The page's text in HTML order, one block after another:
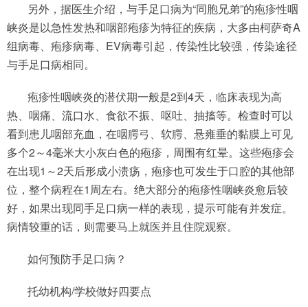
另外，据医生介绍，与手足口病为“同胞兄弟”的疱疹性咽
峡炎是以急性发热和咽部疱疹为特征的疾病，大多由柯萨奇A
组病毒、疱疹病毒、EV病毒引起，传染性比较强，传染途径
与手足口病相同。
疱疹性咽峡炎的潜伏期一般是2到4天，临床表现为高
热、咽痛、流口水、食欲不振、呕吐、抽搐等。检查时可以
看到患儿咽部充血，在咽腭弓、软腭、悬雍垂的黏膜上可见
多个2～4毫米大小灰白色的疱疹，周围有红晕。这些疱疹会
在出现1～2天后形成小溃疡，疱疹也可发生于口腔的其他部
位，整个病程在1周左右。绝大部分的疱疹性咽峡炎愈后较
好，如果出现同手足口病一样的表现，提示可能有并发症。
病情较重的话，则需要马上就医并且住院观察。
如何预防手足口病？
托幼机构/学校做好四要点